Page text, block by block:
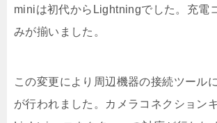
miniは初代からLightningでした。充電
みが揃いました。
この変更により周辺機器の接続ツール
が行われました。カメラコネクション